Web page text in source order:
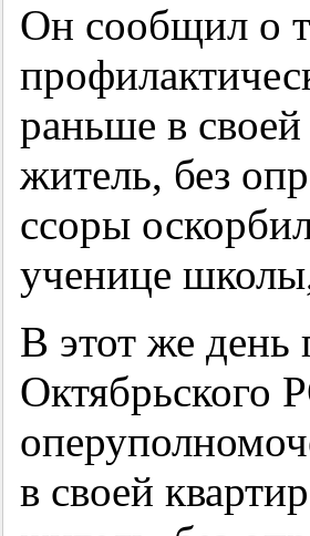
Он сообщил о
раньше в своей
житель, без
ссоры
ученице
В этот же день
Октябрьского
в своей